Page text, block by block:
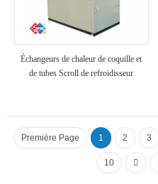
Échangeurs de chaleur de coquille et
de tubes Scroll de refroidisseur
Première Page 1 2 3
10